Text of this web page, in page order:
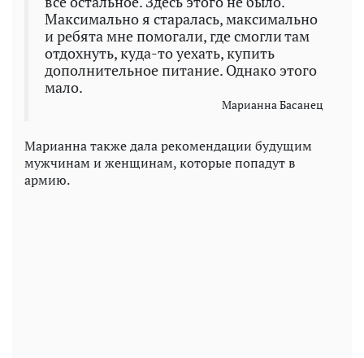
Максимально я старалась, максимально
и ребята мне помогали, где смогли там
отдохнуть, куда-то уехать, купить
дополнительное питание. Однако этого
мало.
Марианна Басанец
Марианна также дала рекомендации будущим
мужчинам и женщинам, которые попадут в
армию.